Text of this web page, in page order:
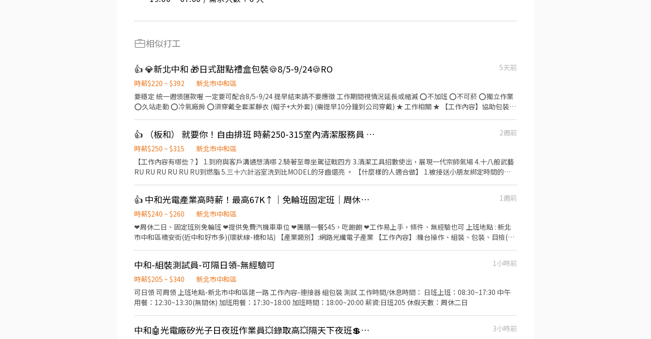
相似打工
👍 💎新北中和 🎁日式甜點禮盒包裝🍪8/5-9/24🍪RO
5天前
時薪$220 ~ $392
新北市中和區
要穩定 統一週領匯款喔 一定要可配合8/5-9/24 提早結束請不要應徵 工作期間視情況延長或縮減 ⭕️不加班 ⭕️不可菸 ⭕️獨立作業
⭕️久站走動 ⭕️冷氣廠房 ⭕️須穿戴全套潔靜衣 (帽子+大外套) (需提早10分鐘到公司穿戴) ★ 工作相關 ★ 【工作內容】協助包裝餅
皆可接受與配合 😊 ✅ 可接受者請加入 帳號 👉 https://lin.ee/L61OXnF 或搜尋 ID： @nhy5896h 📌 加入後請務必傳送 ✔ 姓名✔
👍 （板和） 就要你！自由排班 時薪250-315室內清潔服務員 時段隨選
2週前
時薪$250 ~ $315
新北市中和區
【工作內容有哪些？】 1.到府與客戶溝通想清哪 2.騎著至尊坐駕征戰四方 3.清潔工具招數使出，展現一代宗師氣場 4.十八般武藝
RU RU RU RU RU RU到燃脂 5.三十六計浴室洗到比MODEL的牙齒還亮 。 【什麼樣的人適合做】 1.被接送小朋友綁定時間的帥
👍 中和光電產業高時薪！最高67K↑｜免輪班固定班｜周休二日｜高薪急徵 AA-34
1週前
時薪$240 ~ $260
新北市中和區
❤周休二日、固定班別免輪班 ❤提供免費汽機車車位 ❤團膳一餐$45，吃飽飽 ❤工作易上手，條件、無經驗也可 上班地點 : 新北
市中和區橋安街(近中和好市多)(環狀線-橋和站) 【產業類別】:網路光纖電子產業 【工作內容】:機台操作、組裝、包裝、目檢(顯
休/排休(兩者自選) 【薪資福利】：固定班免輪班 時薪制：早班 時薪200+40班別津貼(約53979~64129) 夜班 時薪
200+60班別津貼(約57499~67649) (加班費以200另計)(加班費依照勞基法計算) 【廠內相關事項】 廠內準備團膳(餐具
需自備)，用餐刷卡由薪資代扣 此專案聯繫人-陳小姐 (請主動加入我加速面試進度) 【主動詢問】請主動告知：姓名+手機+區域 1.
快速安排請我: https://lin.ee/Nfdix8m 2. 馬上安排請加 id : @418zmslz (記得一定要加小老鼠唷~有需要了解細節也可直接留言
唷~)
中和-組裝測試員-可隔日領-無經驗可
1小時前
時薪$205 ~ $340
新北市中和區
可日領 可周領 上班地點-新北市中和區建一路 工作內容-連接器 組包裝 測試 工作時間/休息時間： 日班上班：08:30~17:30 中午
用餐：12:30~13:30(無間休) 加班用餐：17:30~18:00 加班時間：18:00~20:00 薪資:日班205 休假天數：周休二日
中和🤖光電廠矽光子日夜班作業員💥錄取高💥隔天下夜班💲高薪220~240💥供團膳
3小時前